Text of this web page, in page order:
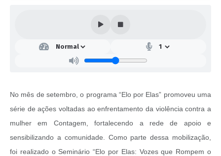
No mês de setembro, o programa “Elo por Elas” promoveu uma
série de ações voltadas ao enfrentamento da violência contra a
mulher em Contagem, fortalecendo a rede de apoio e
sensibilizando a comunidade. Como parte dessa mobilização,
foi realizado o Seminário “Elo por Elas: Vozes que Rompem o